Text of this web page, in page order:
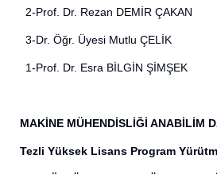
2-Prof. Dr. Rezan DEMİR ÇAKAN
3-Dr. Öğr. Üyesi Mutlu ÇELİK
1-Prof. Dr. Esra BİLGİN ŞİMŞEK
MAKİNE MÜHENDİSLİĞİ ANABİLİM
Tezli Yüksek Lisans Program